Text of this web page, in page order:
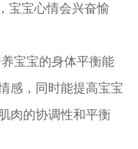
宝宝心情会兴奋愉
宝宝的身体平衡能
感，同时能提高宝宝
肉的协调性和平衡